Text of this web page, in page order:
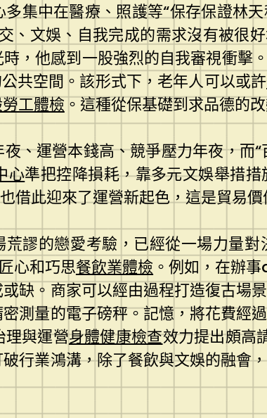
集中在醫療、照護等“保存保證林
、文娛、自我完成的需求沒有被很
，他感到一股強烈的自我審視衝擊
共空間。該形式下，老年人可以或許
工體檢。這種從保基礎到求品德的
、運營本錢高、競爭壓力年夜，而
心準把控降損耗，靠多元文娛舉措
借此迎來了運營新起色，這是貿易
謬的戀愛考驗，已經從一場力量對
心和巧思餐飲業體檢 。例如，在辦
缺。商家可以經由過程打造復古場
測量的電子磅秤。記憶，將花費經
理與運營身體健康檢查效力提出頗高
行業鴻溝，除了餐飲與文娛的融會，